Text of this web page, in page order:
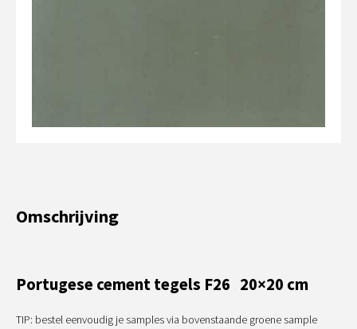
Omschrijving
Portugese cement tegels F26 20×20 cm
TIP: bestel eenvoudig je samples via bovenstaande groene sample